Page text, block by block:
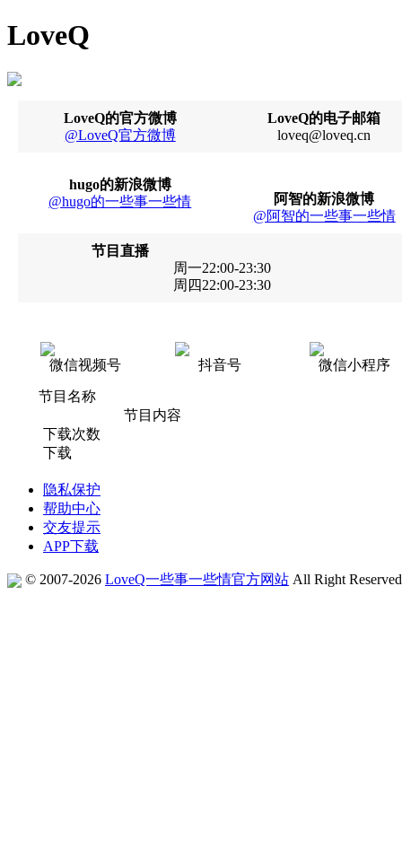
LoveQ
LoveQ的电子邮箱
loveq@loveq.cn
LoveQ的官方微博
@LoveQ官方微博
阿智的新浪微博
@阿智的一些事一些情
hugo的新浪微博
@hugo的一些事一些情
节目直播
周一22:00-23:30
周四22:00-23:30
微信视频号 抖音号 微信小程序
节目名称
节目内容
下载次数
下载
隐私保护
帮助中心
交友提示
APP下载
© 2007-2026 LoveQ一些事一些情官方网站 All Right